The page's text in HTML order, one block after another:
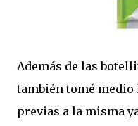
Además de las
también tomé
previas a la misma